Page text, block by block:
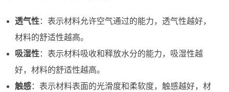
透气性：表示材料允许空气通过的能力，透气性越好，
材料的舒适性越高。
吸湿性：表示材料吸收和释放水分的能力，吸湿性越
好，材料的舒适性越高。
触感：表示材料表面的光滑度和柔软度，触感越好，材